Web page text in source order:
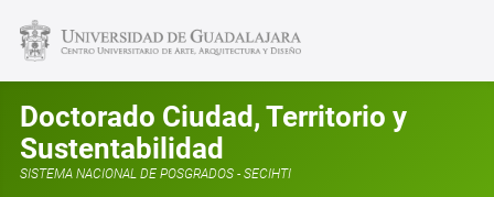
Doctorado Ciudad, Territorio y
Sustentabilidad
SISTEMA NACIONAL DE POSGRADOS - SECIHTI